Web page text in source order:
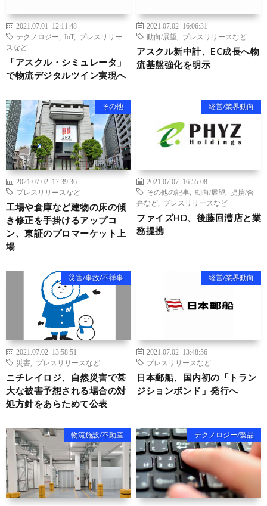
2021.07.01 12:11:48
テクノロジー
IoT, プレスリリー
スなど
「アスクル・シミュレータ」
で物流デジタルツイン実現へ
2021.07.02 16:06:31
動向/展望
プレスリリースなど
アスクル新中計、EC成長へ物
流基盤強化を明示
その他
2021.07.02 17:39:36
プレスリリースなど
工場や倉庫など建物の床の傾
き修正を手掛けるアップコ
ン、東証のプロマーケット上
場
経営/業界動向
2021.07.07 16:55:08
その他の記事
動向/展望
提携/合
弁など
プレスリリースなど
ファイズHD、後藤回漕店と業
務提携
災害/事故/不祥事
2021.07.02 13:58:51
災害
プレスリリースなど
ニチレイロジ、自然災害で甚
大な被害予想される場合の対
処方針をあらためて公表
経営/業界動向
2021.07.02 13:48:56
プレスリリースなど
日本郵船、国内初の「トラン
ジションボンド」発行へ
物流施設/不動産 テクノロジー/製品